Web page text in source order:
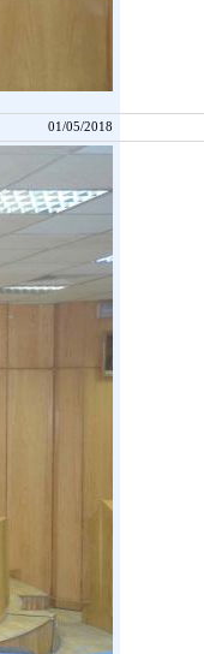
01/05/2018